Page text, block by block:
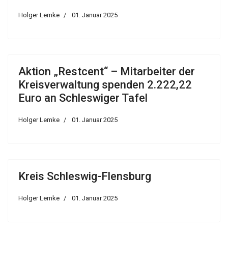
Holger Lemke 01. Januar 2025
Aktion „Restcent“ – Mitarbeiter der
Kreisverwaltung spenden 2.222,22
Euro an Schleswiger Tafel
Holger Lemke 01. Januar 2025
Kreis Schleswig-Flensburg
Holger Lemke 01. Januar 2025